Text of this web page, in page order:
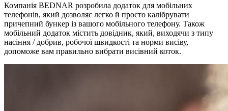
Компанія BEDNAR розробила додаток для мобільних
телефонів, який дозволяє легко й просто калібрувати
причепний бункер із вашого мобільного телефону. Також
мобільний додаток містить довідник, який, виходячи з типу
насіння / добрив, робочої швидкості та норми висіву,
допоможе вам правильно вибрати висівний коток.